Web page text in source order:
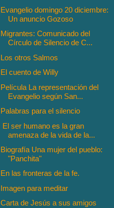
Evangelio domingo 20 diciembre:
Un anuncio Gozoso
Migrantes: Comunicado del
Círculo de Silencio de C...
Los otros Salmos
El cuento de Willy
Película La representación del
Evangelio según San...
Palabras para el silencio
El ser humano es la gran
amenaza de la vida de la...
Biografía Una mujer del pueblo:
"Panchita"
En las fronteras de la fe.
Imagen para meditar
Carta de Jesús a sus amigos